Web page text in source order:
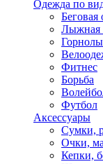
Одежда по
Беговая
Лыжная
Фитнес
Борьба
Футбол
Аксессуары
Сумки,
Очки,
Кепки,